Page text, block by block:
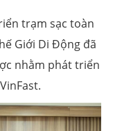
trạm sạc toàn
Giới Di Động đã
nhằm phát triển